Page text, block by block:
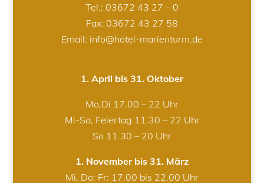
Tel.: 03672 43 27 – 0
Fax: 03672 43 27 58
Email: info@hotel-marienturm.de
1. April bis 31. Oktober
Mo,Di 17.00 – 22 Uhr
Mi-Sa, Feiertag 11.30 – 22 Uhr
So 11.30 – 20 Uhr
1. November bis 31. März
Mi, Do; Fr: 17.00 bis 22.00 Uhr